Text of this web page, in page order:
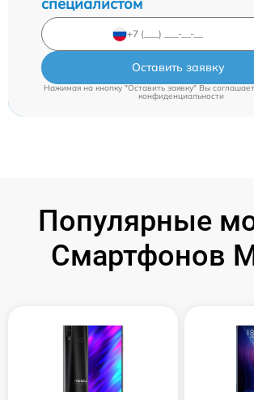
Оставить заявку
Нажимая на кнопку "Оставить заявку" Вы
конфиденциальности
Популярные
Смартфонов